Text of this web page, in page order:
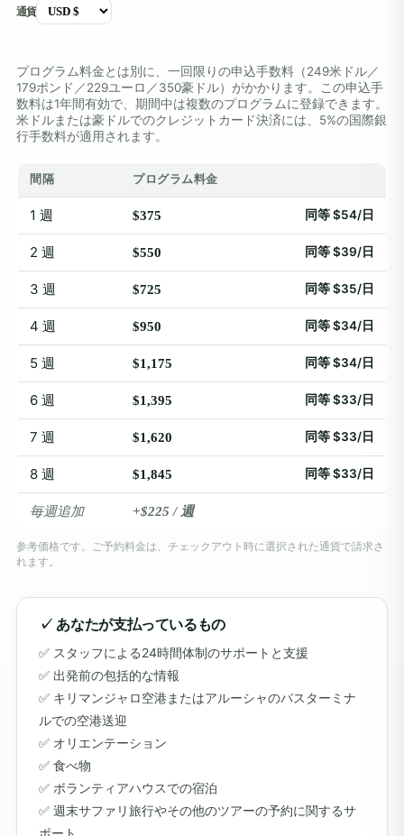
通貨
プログラム料金とは別に、一回限りの申込手数料（249米ドル／
179ポンド／229ユーロ／350豪ドル）がかかります。この申込手
数料は1年間有効で、期間中は複数のプログラムに登録できます。
米ドルまたは豪ドルでのクレジットカード決済には、5%の国際銀
行手数料が適用されます。
間隔 プログラム料金
1 週 $375 同等 $54/日
2 週 $550 同等 $39/日
3 週 $725 同等 $35/日
4 週 $950 同等 $34/日
5 週 $1,175 同等 $34/日
6 週 $1,395 同等 $33/日
7 週 $1,620 同等 $33/日
8 週 $1,845 同等 $33/日
毎週追加 +$225 / 週
参考価格です。ご予約料金は、チェックアウト時に選択された通貨で請求さ
れます。
✓ あなたが支払っているもの
スタッフによる24時間体制のサポートと支援
出発前の包括的な情報
キリマンジャロ空港またはアルーシャのバスターミナ
ルでの空港送迎
オリエンテーション
食べ物
ボランティアハウスでの宿泊
週末サファリ旅行やその他のツアーの予約に関するサ